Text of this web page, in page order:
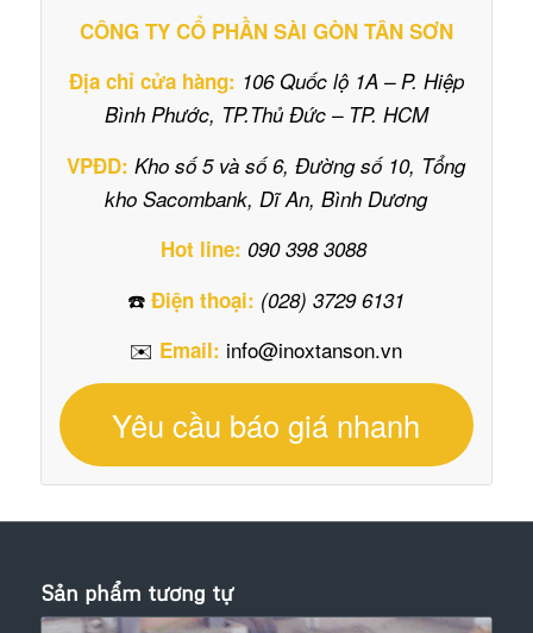
CÔNG TY CỔ PHẦN SÀI GÒN TÂN SƠN
Địa chỉ cửa hàng: 106 Quốc lộ 1A – P. Hiệp
Bình Phước, TP.Thủ Đức – TP. HCM
VPĐD: Kho số 5 và số 6, Đường số 10, Tổng
kho Sacombank, Dĩ An, Bình Dương
Hot line: 090 398 3088
☎️Điện thoại: (028) 3729 6131
✉️ Email: info@inoxtanson.vn
Yêu cầu báo giá nhanh
Sản phẩm tương tự